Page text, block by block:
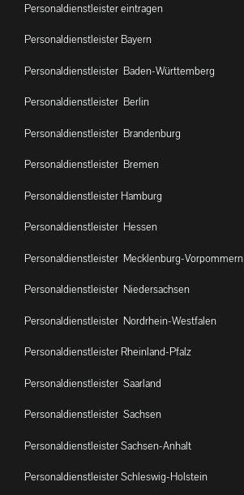
Personaldienstleister eintragen
Personaldienstleister Bayern
Personaldienstleister Baden-Württemberg
Personaldienstleister Berlin
Personaldienstleister Brandenburg
Personaldienstleister Bremen
Personaldienstleister Hamburg
Personaldienstleister Hessen
Personaldienstleister Mecklenburg-Vorpommern
Personaldienstleister Niedersachsen
Personaldienstleister Nordrhein-Westfalen
Personaldienstleister Rheinland-Pfalz
Personaldienstleister Saarland
Personaldienstleister Sachsen
Personaldienstleister Sachsen-Anhalt
Personaldienstleister Schleswig-Holstein